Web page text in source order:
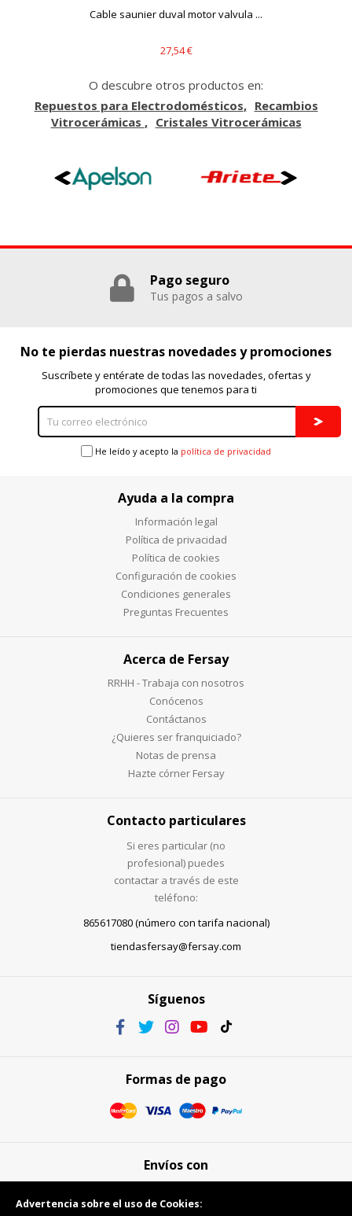
Cable saunier duval motor valvula ...
27,54 €
O descubre otros productos en:
Repuestos para Electrodomésticos
Recambios
Vitrocerámicas
Cristales Vitrocerámicas
Pago seguro
Tus pagos a salvo
No te pierdas nuestras novedades y promociones
Suscríbete y entérate de todas las novedades, ofertas y
promociones que tenemos para ti
He leído y acepto la política de privacidad
Ayuda a la compra
Información legal
Política de privacidad
Política de cookies
Configuración de cookies
Condiciones generales
Preguntas Frecuentes
Acerca de Fersay
RRHH - Trabaja con nosotros
Conócenos
Contáctanos
¿Quieres ser franquiciado?
Notas de prensa
Hazte córner Fersay
Contacto particulares
Si eres particular (no
profesional) puedes
contactar a través de este
teléfono:
865617080 (número con tarifa nacional)
tiendasfersay@fersay.com
Síguenos
Formas de pago
Envíos con
Advertencia sobre el uso de Cookies:
mejorarlo. Nos ayudan a saber qué páginas son las más o
menos visitadas, y cómo los visitantes navegan por el sitio.
agregada y, por lo tanto, es anónima.
_utma,_utmb,_utmc,_utmz,_utmt,_utmz,_atuvc,_atuvs, _ga,
_gid, _evPromtCookies
sitio por nuestros socios publicitarios. Pueden ser
utilizadas por esas empresas para crear un perfil de sus
_evAd, _evCoupon, _evSubscription, _evPromt
GUARDAR CONFIGURACIÓN
Puedes volver a configurar tus cookies desde la sección
"Configuración de cookies" al pie de la página. También puedes